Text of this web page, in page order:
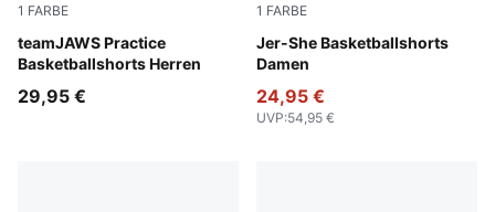
1 FARBE
teamJAWS Practice
Basketballshorts Herren
For All Time Red
29,95 €
1 FARBE
Jer-She Basketballshorts
Damen
Puma White
24,95 €
UVP:54,95 €